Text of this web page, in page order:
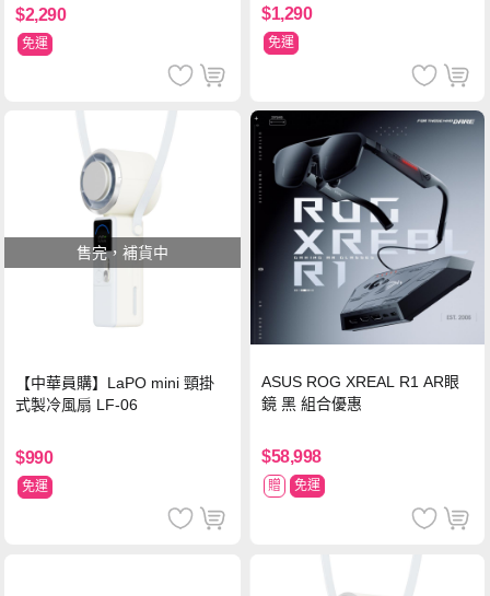
$2,290
免運
$1,290
免運
售完，補貨中
【中華員購】LaPO mini 頸掛
式製冷風扇 LF-06
$990
免運
ASUS ROG XREAL R1 AR眼
鏡 黑 組合優惠
$58,998
贈 免運